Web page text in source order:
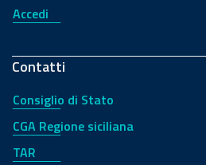
Accedi
Contatti
Consiglio di Stato
CGA Regione siciliana
TAR